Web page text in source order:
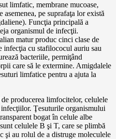
limfatic, membrane mucoase,
pe suprafaţa lor există
Funcţia principală a
organismul de infecţii.
matur produc cinci clase de
infecţia cu stafilococul auriu sau
bacteriile, permiţând
care să le extermine. Amigdalele
limfatice pentru a ajuta la
producerea limfocitelor, celulele
Ţesuturile organismului
bogat în celule albe
celulele B şi T, care se plimbă
şi au rolul de a distruge moleculele